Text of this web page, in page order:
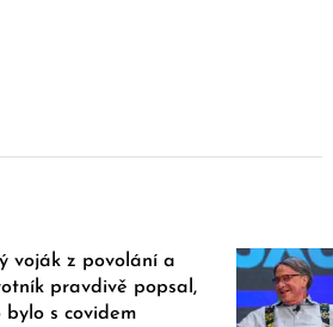
voják z povolání a
pravdivě popsal,
bylo s covidem